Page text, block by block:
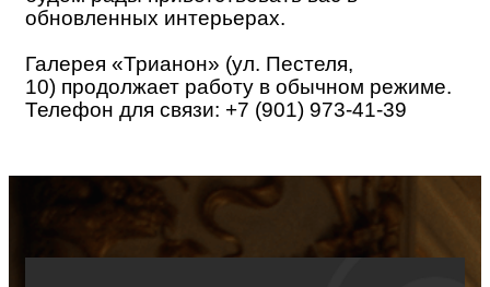
обновленных интерьерах.
Галерея «Трианон» (ул. Пестеля,
10) продолжает работу в обычном режиме.
Телефон для связи: +7 (901) 973-41-39